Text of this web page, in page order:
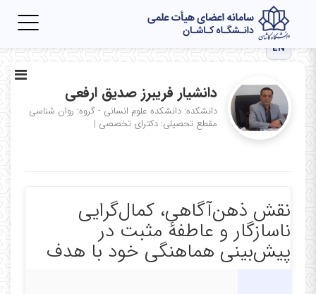
EN
دانشیار فریبرز صدیق ارفعی
دانشکده: دانشکده علوم انسانی - گروه: روان شناسی
مقطع تحصیلی: دکترای تخصصی |
نقش ذهن‌آگاهی، کمال‌گرایی
ناسازگار و عاطفۀ مثبت در
پیش‌بینی هماهنگی خود با هدف